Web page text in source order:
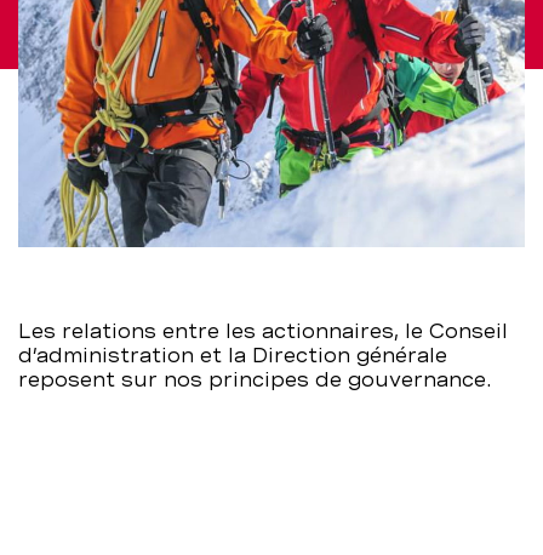
Les relations entre les actionnaires, le Conseil
d’administration et la Direction générale
reposent sur nos principes de gouvernance.